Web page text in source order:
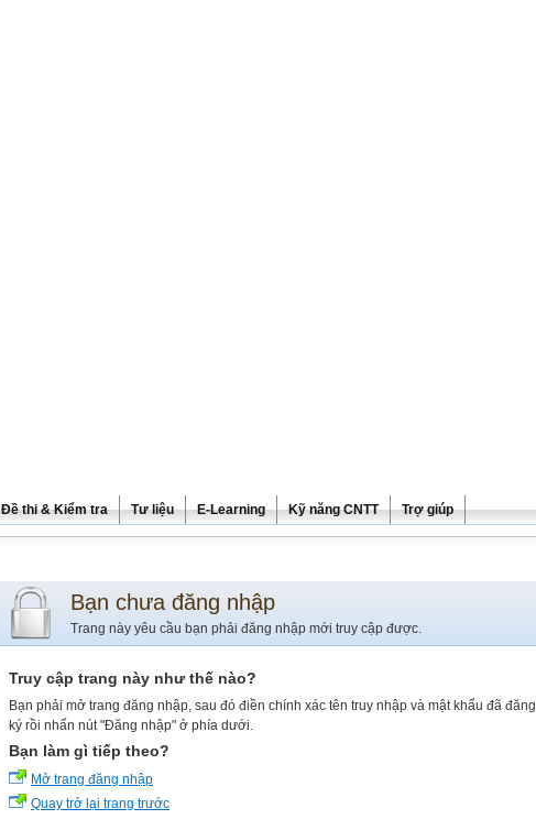
Đề thi & Kiểm tra Tư liệu E-Learning Kỹ năng CNTT Trợ giúp
Bạn chưa đăng nhập
Trang này yêu cầu bạn phải đăng nhập mới truy cập được.
Truy cập trang này như thế nào?
Bạn phải mở trang đăng nhập, sau đó điền chính xác tên truy nhập và mật khẩu đã đăng
ký rồi nhấn nút "Đăng nhập" ở phía dưới.
Bạn làm gì tiếp theo?
Mở trang đăng nhập
Quay trở lại trang trước